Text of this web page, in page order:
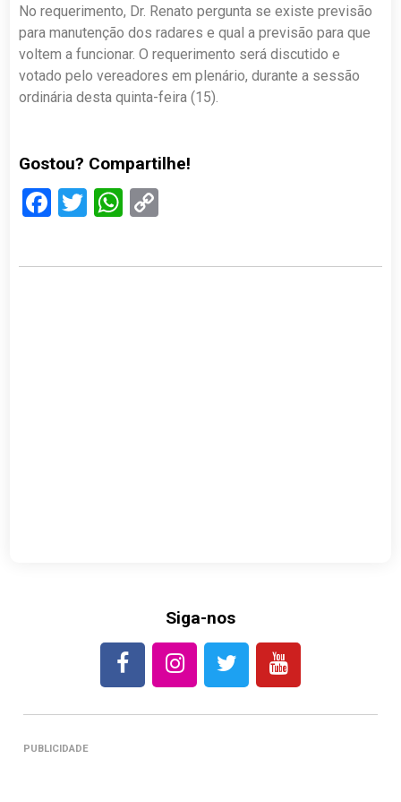
No requerimento, Dr. Renato pergunta se existe previsão
para manutenção dos radares e qual a previsão para que
voltem a funcionar. O requerimento será discutido e
votado pelo vereadores em plenário, durante a sessão
ordinária desta quinta-feira (15).
Gostou? Compartilhe!
Facebook
TwitterWhatsApp
Siga-nos
PUBLICIDADE